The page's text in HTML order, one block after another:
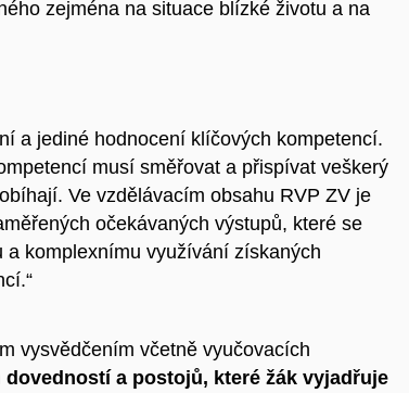
zejména na situace blízké životu a na
a jediné hodnocení klíčových kompetencí.
musí směřovat a přispívat veškerý
Ve vzdělávacím obsahu RVP ZV je
očekávaných výstupů, které se
komplexnímu využívání získaných
vysvědčením včetně vyučovacích
a postojů, které žák vyjadřuje